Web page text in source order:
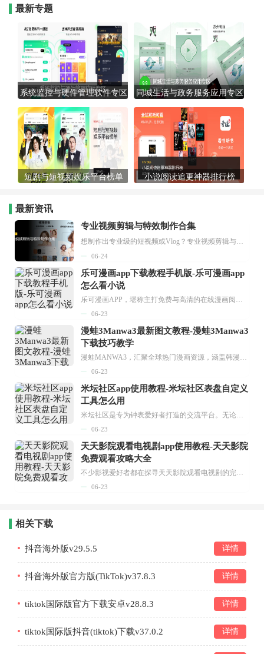
最新专题
系统监控与硬件管理软件专区 同城生活与政务服务应用专区
短剧与短视频娱乐平台榜单 小说阅读追更神器排行榜
最新资讯
专业视频剪辑与特效制作合集
想制作出专业级的短视频或Vlog？专业视频剪辑与特效制作大全专题为你提供了从剪辑、抠像到特效包装的全套解决方案。无论是添加炫酷的片头、进行精准的视频抠图，还是制...
06-24
乐可漫画app下载教程手机版-乐可漫画app
怎么看小说
乐可漫画APP，堪称主打免费与高清的在线漫画阅读神器。其官方版提供海量完整版漫画资源，无论是国内漫画，还是日漫、韩漫、台漫、美漫等国外漫画，应有尽有，随时供你阅读。只需轻点一下，便能直接进入阅读界面。不仅如此，乐可漫画最新版本更新速度极快，在这里，你总能抢先看到全网一手漫画章节内容！...
06-23
漫蛙3Manwa3最新图文教程-漫蛙3Manwa3
下载技巧教学
漫蛙MANWA3，汇聚全球热门漫画资源，涵盖韩漫、欧美漫画、国漫等多种类型，题材丰富多样，全方位满足用户阅读喜好。它不仅是阅读平台，更是创作平台，为广大用户打造零门槛创作环境。...
06-23
米坛社区app使用教程-米坛社区表盘自定义
工具怎么用
米坛社区是专为钟表爱好者打造的交流平台。无论你是初涉钟表领域的普通爱好者，还是拥有多年收藏经验的资深玩家，都能在此找到属于自己的天地。 无需注册，就能轻松参与其中。通过专业的讨论论坛与丰富的交互功能，你可与世界各地的钟表爱好者畅快交流。若你钟情于钟表，米坛社区无疑是值得一试的理想之选。在这里，你能获取最新的手表资讯，交流见解，提升鉴赏品味，让每一块手表都成为收藏故事中重要的一部分。感兴趣的朋友，不要错过下载机会。...
06-23
天天影院观看电视剧app使用教程-天天影院
免费观看攻略大全
不少影视爱好者都在探寻天天影院观看电视剧的完整方法，结合最新平台使用规则，本篇新手入门攻略全面讲解观看渠道、检索流程、播放设置以及画面模式调整等实用内容。全文适配手机、电脑等主流设备，步骤简洁易懂，无论是初次使用的新手，还是想要优化观影体验的用户，都能参照内容快速上手，熟练掌握平台各项操作技巧，轻松畅享影视内容。...
06-23
相关下载
抖音海外版v29.5.5 详情
抖音海外版官方版(TikTok)v37.8.3 详情
tiktok国际版官方下载安卓v28.8.3 详情
tiktok国际版抖音(tiktok)下载v37.0.2 详情